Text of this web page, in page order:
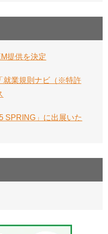
提供を決定
就業規則ナビ（※特許
SPRING」に出展いた